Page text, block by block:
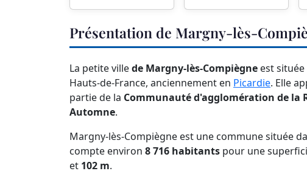
Présentation de Margny-lès-
La petite villede Margny-lès-Compiègne est
Hauts-de-France, anciennement en Picardie. Elle
partie de la Communauté d'agglomération de la
Automne.
Margny-lès-Compiègne est une commune située
compte environ 8 716 habitants pour une
et 102 m.